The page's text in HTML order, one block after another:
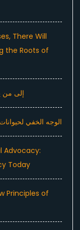
There Will
the Roots of
إلى من
الوجه الخفي
Advocacy:
Today
Principles of